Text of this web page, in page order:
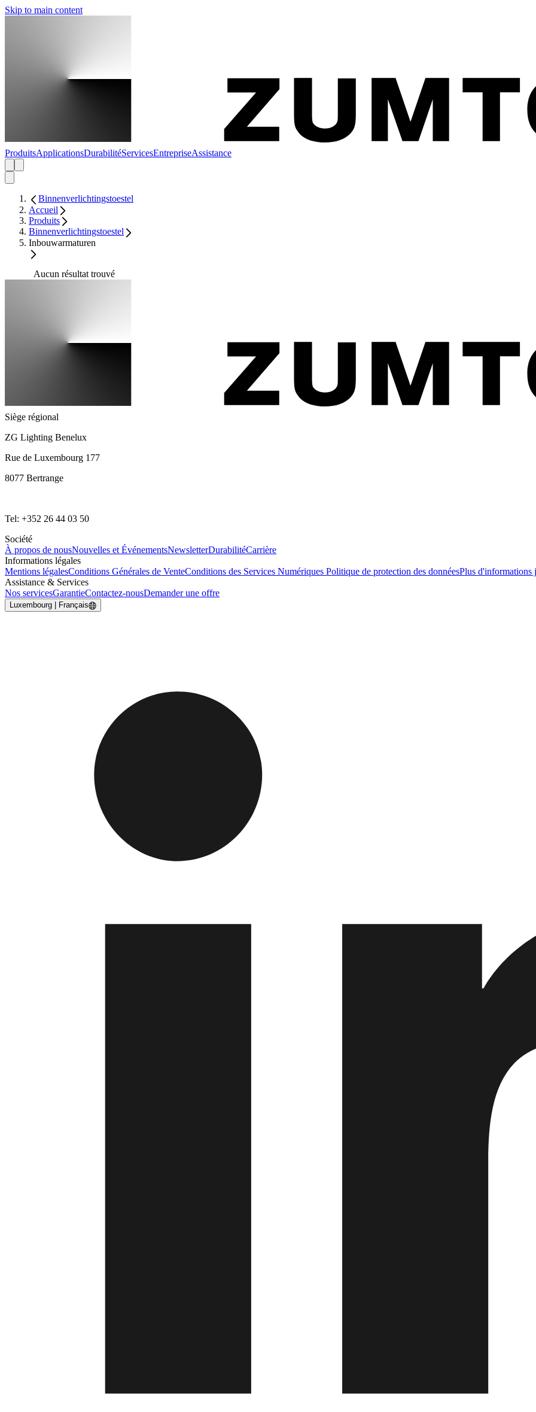
Skip to main content
ProduitsApplicationsDurabilitéServicesEntrepriseAssistance
Binnenverlichtingstoestel
Accueil
Produits
Binnenverlichtingstoestel
Inbouwarmaturen
Aucun résultat trouvé
Siège régional
ZG Lighting Benelux
Rue de Luxembourg 177
8077 Bertrange
Tel: +352 26 44 03 50
Société
À propos de nousNouvelles et ÉvénementsNewsletterDurabilitéCarrière
Informations légales
Mentions légalesConditions Générales de VenteConditions des Services Numériques Politique de protection des donnéesPlus d'informations
Assistance & Services
Nos servicesGarantieContactez-nousDemander une offre
Luxembourg | Français